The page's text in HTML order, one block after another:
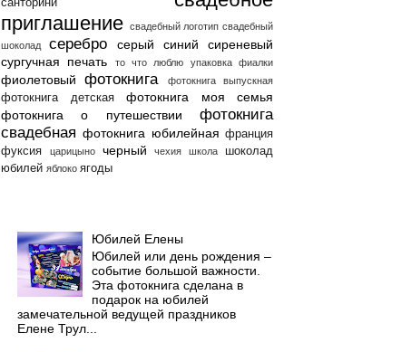
санторини
приглашение свадебный логотип свадебный
шоколад
серебро серый синий
сиреневый
сургучная печать
то что люблю упаковка фиалки
фиолетовый фотокнига фотокнига выпускная
фотокнига детская
фотокнига моя семья
фотокнига о путешествии
фотокнига
свадебная фотокнига юбилейная франция
фуксия
царицыно черный чехия школа
шоколад
юбилей яблоко ягоды
Юбилей Елены
Юбилей или день рождения –
событие большой важности.
Эта фотокнига сделана в
подарок на юбилей
замечательной ведущей праздников
Елене Трул...